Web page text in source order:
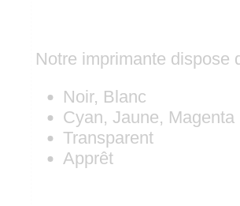
Notre imprimante dispose
Noir, Blanc
Cyan, Jaune, Magenta
Transparent
Apprêt